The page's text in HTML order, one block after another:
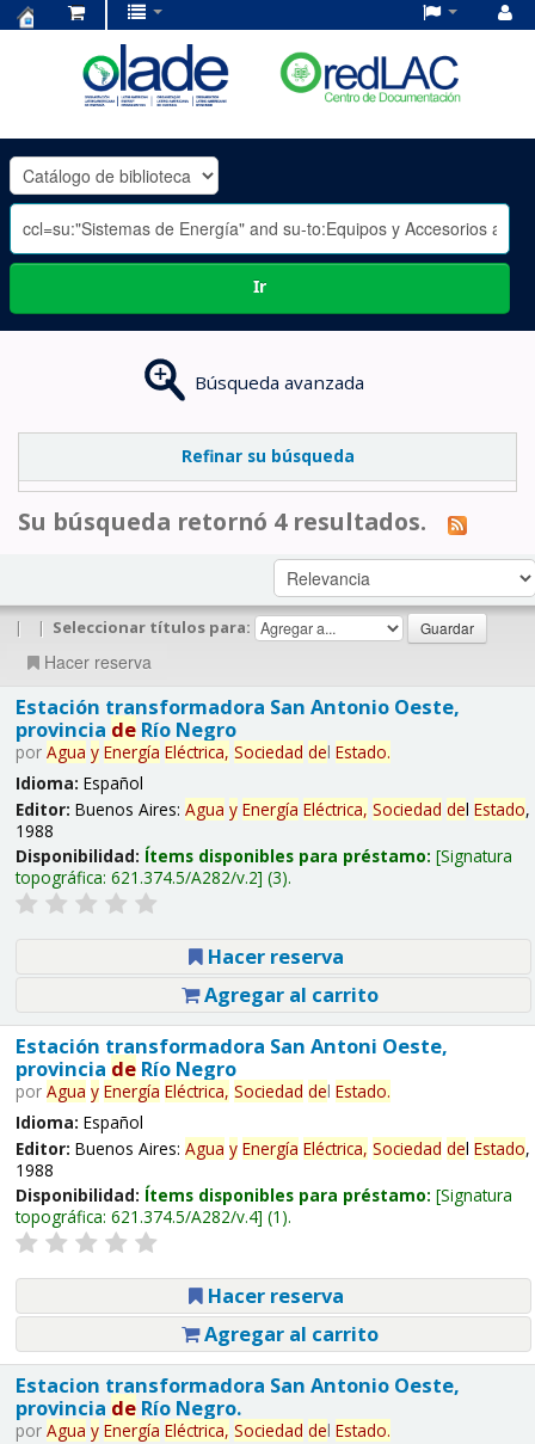
OLADE
-
Ir
Búsqueda avanzada
Refinar su búsqueda
Su búsqueda retornó 4 resultados.
| | Seleccionar títulos para:
Hacer reserva
Estación transformadora San Antonio Oeste,
provincia deRío Negro
por Agua y Energía Eléctrica, Sociedad del Estado.
Idioma: Español
Editor: Buenos Aires: Agua y Energía Eléctrica, Sociedad del Estado,
1988
Disponibilidad: Ítems disponibles para préstamo: Signatura
topográfica: 621.374.5/A282/v.2 (3).
Hacer reserva
Agregar al carrito
Estación transformadora San Antoni Oeste,
provincia deRío Negro
por Agua y Energía Eléctrica, Sociedad del Estado.
Idioma: Español
Editor: Buenos Aires: Agua y Energía Eléctrica, Sociedad del Estado,
1988
Disponibilidad: Ítems disponibles para préstamo: Signatura
topográfica: 621.374.5/A282/v.4 (1).
Hacer reserva
Agregar al carrito
Estacion transformadora San Antonio Oeste,
provincia deRío Negro.
por Agua y Energía Eléctrica, Sociedad del Estado.